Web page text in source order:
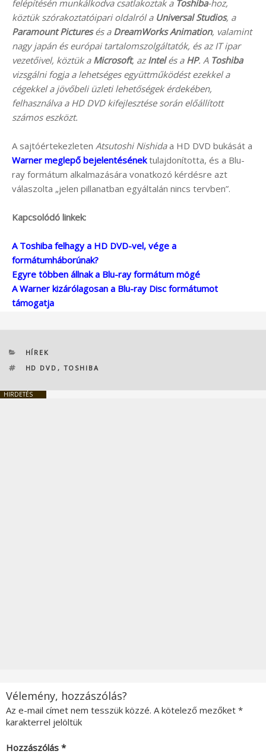
felépítésén munkálkodva csatlakoztak a Toshiba-hoz,
köztük szórakoztatóipari oldalról a Universal Studios, a
Paramount Picturesés a DreamWorks Animation, valamint
nagy japán és európai tartalomszolgáltatók, és az IT ipar
vezetőivel, köztük a Microsoft, azIntelés a HP. A Toshiba
vizsgálni fogja a lehetséges együttműködést ezekkel a
cégekkel a jövőbeli üzleti lehetőségek érdekében,
felhasználva a HD DVD kifejlesztése során előállított
számos eszközt.
A sajtóértekezleten Atsutoshi Nishidaa HD DVD bukását a
Warner meglepő bejelentésénektulajdonította, és a Blu-
ray formátum alkalmazására vonatkozó kérdésre azt
válaszolta „jelen pillanatban egyáltalán nincs tervben”.
Kapcsolódó linkek:
A Toshiba felhagy a HD DVD-vel, vége a
formátumháborúnak?
Egyre többen állnak a Blu-ray formátum mögé
A Warner kizárólagosan a Blu-ray Disc formátumot
támogatja
KATEGÓRIÁK
HÍREK
CÍMKÉK
HD DVD , TOSHIBA
HIRDETÉS
Vélemény, hozzászólás?
Az e-mail címet nem tesszük közzé. A kötelező mezőket *
karakterrel jelöltük
Hozzászólás *